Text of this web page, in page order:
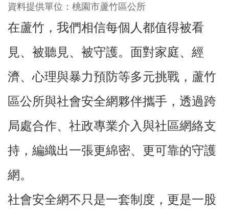
規
料
進
尋
竹
介
資料提供單位：桃園市蘆竹區公所
在蘆竹，我們相信每個人都值得被看
見、被聽見、被守護。面對家庭、經
濟、心理與暴力預防等多元挑戰，蘆竹
區公所與社會安全網夥伴攜手，透過跨
局處合作、社政專業介入與社區網絡支
持，編織出一張更綿密、更可靠的守護
網。
社會安全網不只是一套制度，更是一股